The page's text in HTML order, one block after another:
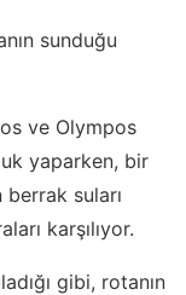
sunduğu
ve Olympos
yaparken, bir
suları
karşılıyor.
gibi, rotanın